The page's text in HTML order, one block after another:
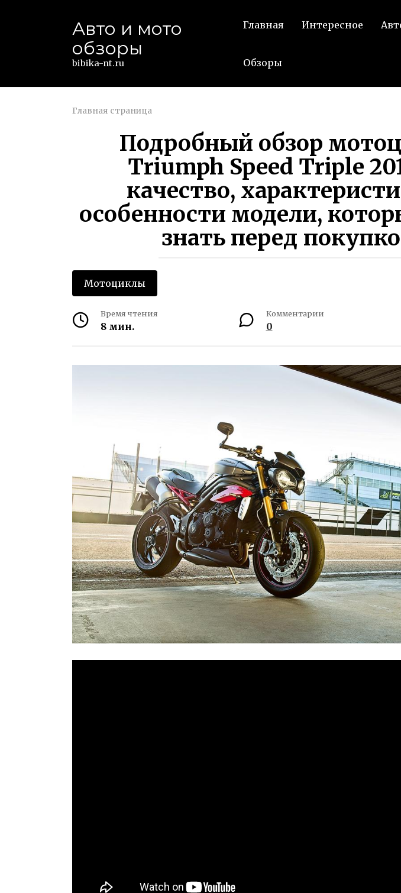
Авто и мото
обзоры
bibika-nt.ru
Главная Интересное
Обзоры
Главная страница
Подробный обзор
Triumph Speed Triple
качество,
особенности модели,
знать перед
Мотоциклы
Время чтения
8 мин.
Комментарии
0